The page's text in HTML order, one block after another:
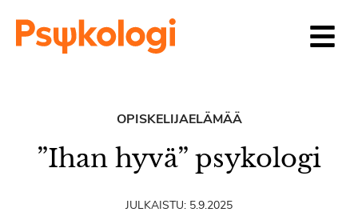
OPISKELIJAELÄMÄÄ
”Ihan hyvä” psykologi
JULKAISTU: 5.9.2025